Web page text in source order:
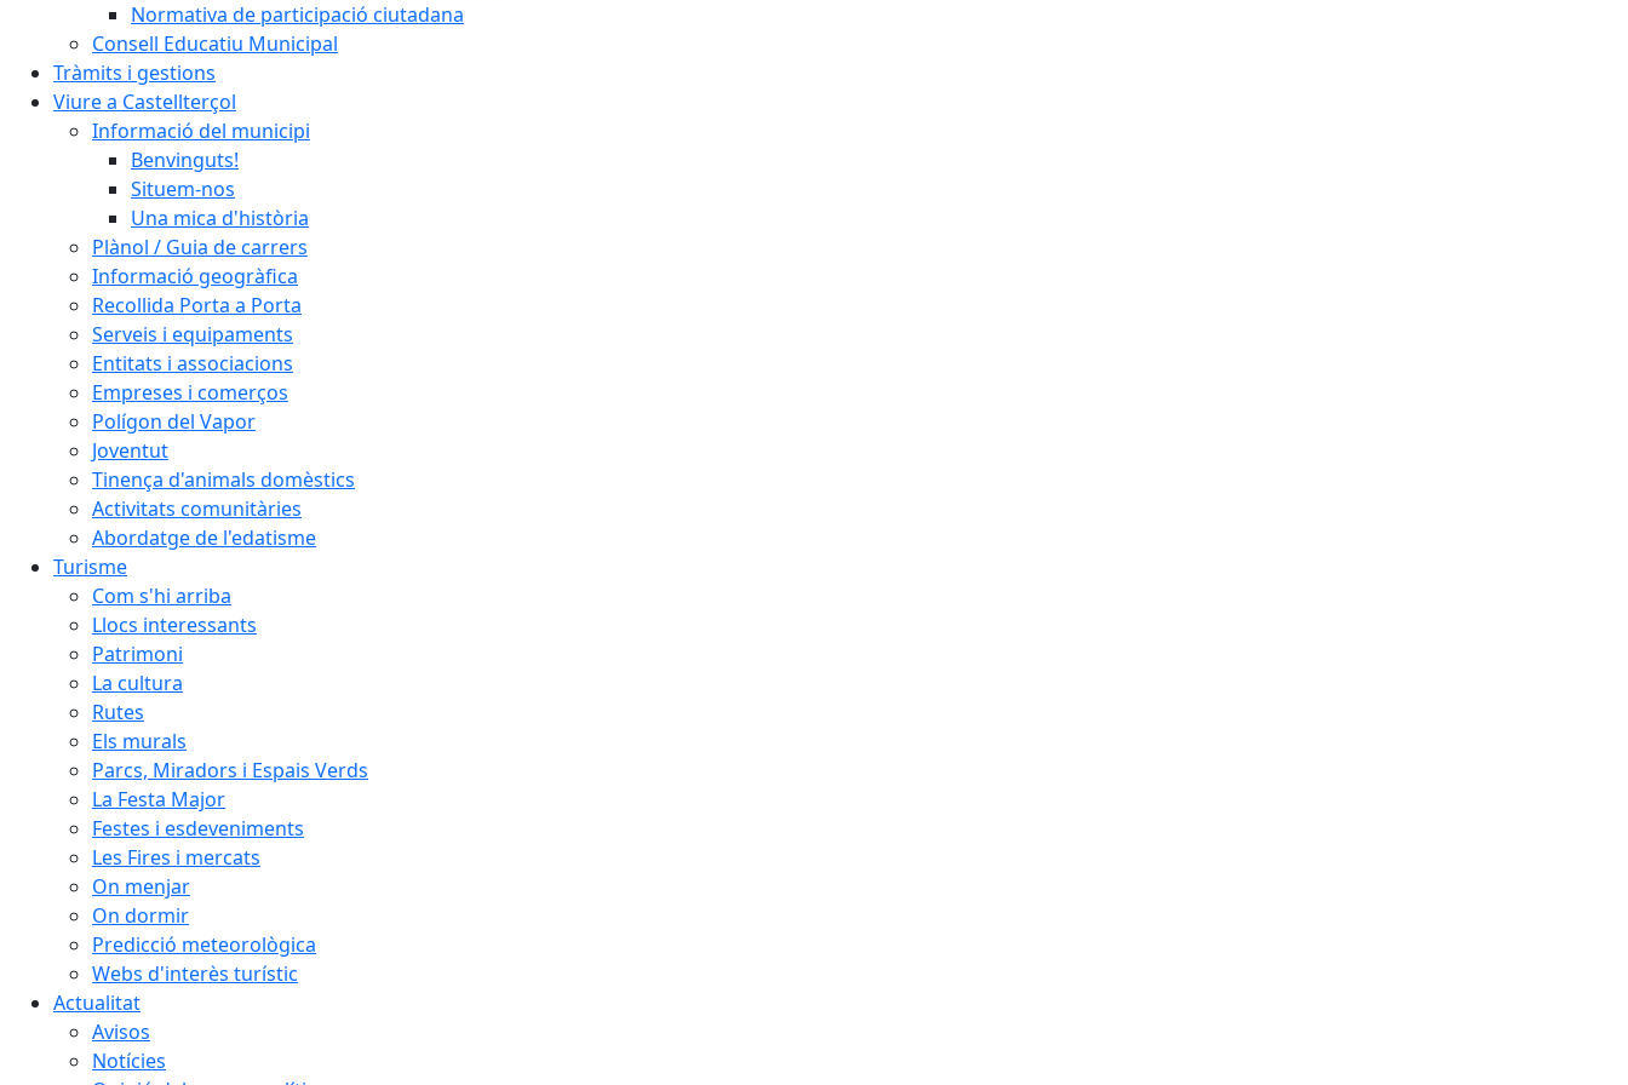
Normativa de participació ciutadana
Consell Educatiu Municipal
Tràmits i gestions
Viure a Castellterçol
Informació del municipi
Benvinguts!
Situem-nos
Una mica d'història
Plànol / Guia de carrers
Informació geogràfica
Recollida Porta a Porta
Serveis i equipaments
Entitats i associacions
Empreses i comerços
Polígon del Vapor
Joventut
Tinença d'animals domèstics
Activitats comunitàries
Abordatge de l'edatisme
Turisme
Com s'hi arriba
Llocs interessants
Patrimoni
La cultura
Rutes
Els murals
Parcs, Miradors i Espais Verds
La Festa Major
Festes i esdeveniments
Les Fires i mercats
On menjar
On dormir
Predicció meteorològica
Webs d'interès turístic
Actualitat
Avisos
Notícies